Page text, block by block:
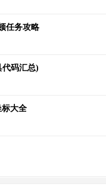
任务攻略
代码汇总)
标大全